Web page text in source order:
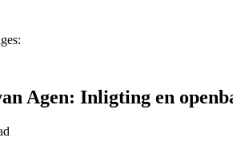
Agen: Inligting en